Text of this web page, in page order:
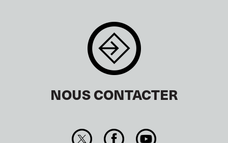
NOUS CONTACTER